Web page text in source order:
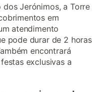
Jerónimos, a Torre
em
atendimento
pode durar de 2 horas
encontrará
exclusivas a